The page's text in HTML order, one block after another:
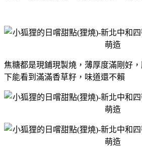
焦糖都是現鋪現製燒，薄厚度滿剛好
下能看到滿滿香草籽，味道還不賴